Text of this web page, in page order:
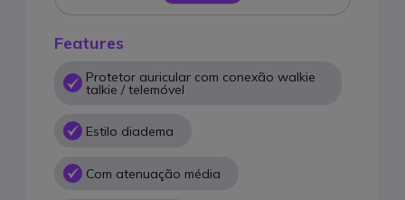
Features
Protetor auricular com conexão walkie
talkie / telemóvel
Estilo diadema
Com atenuação média